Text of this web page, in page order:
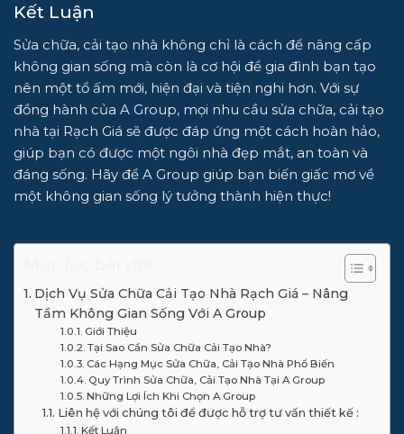
Kết Luận
Sửa chữa, cải tạo nhà không chỉ là cách để nâng cấp
không gian sống mà còn là cơ hội để gia đình bạn tạo
nên một tổ ấm mới, hiện đại và tiện nghi hơn. Với sự
đồng hành của A Group, mọi nhu cầu sửa chữa, cải tạo
nhà tại Rạch Giá sẽ được đáp ứng một cách hoàn hảo,
giúp bạn có được một ngôi nhà đẹp mắt, an toàn và
đáng sống. Hãy để A Group giúp bạn biến giấc mơ về
một không gian sống lý tưởng thành hiện thực!
Dịch Vụ Sửa Chữa Cải Tạo Nhà Rạch Giá – Nâng
Tầm Không Gian Sống Với A Group
Giới Thiệu
Tại Sao Cần Sửa Chữa Cải Tạo Nhà?
Các Hạng Mục Sửa Chữa, Cải Tạo Nhà Phổ Biến
Quy Trình Sửa Chữa, Cải Tạo Nhà Tại A Group
Những Lợi Ích Khi Chọn A Group
Liên hệ với chúng tôi để được hỗ trợ tư vấn thiết kế :
Kết Luận